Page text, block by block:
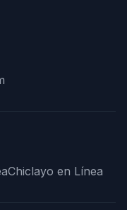
Chiclayo en Línea